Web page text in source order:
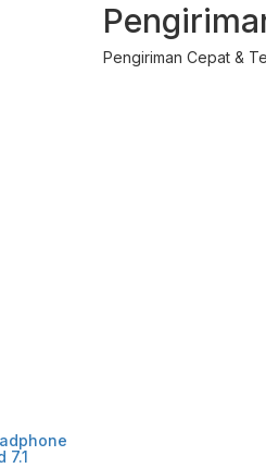
Pengiriman Cepat &
7.1